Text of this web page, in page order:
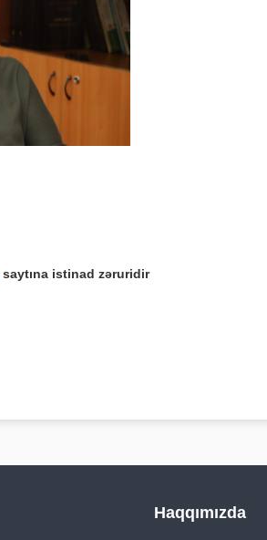
saytına istinad zəruridir
Haqqımızda